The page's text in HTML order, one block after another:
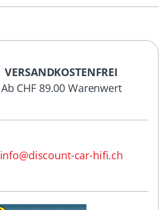
VERSANDKOSTENFREI
Ab CHF 89.00 Warenwert
info@discount-car-hifi.ch